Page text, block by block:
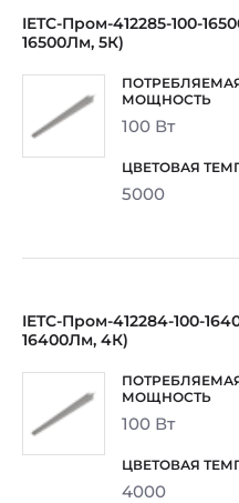
IETC-Пром-412285-100-
16500Лм, 5К)
100 Вт
5000
IETC-Пром-412284-100-
16400Лм, 4К)
100 Вт
4000